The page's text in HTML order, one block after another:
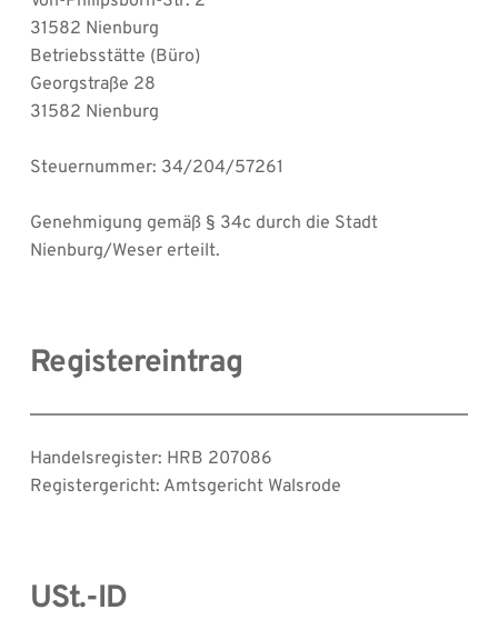
31582 Nienburg
Betriebsstätte (Büro)
Georgstraße 28
31582 Nienburg
Steuernummer: 34/204/57261
Genehmigung gemäß § 34c durch die Stadt
Nienburg/Weser erteilt.
Registereintrag
Handelsregister: HRB 207086
Registergericht: Amtsgericht Walsrode
USt.-ID